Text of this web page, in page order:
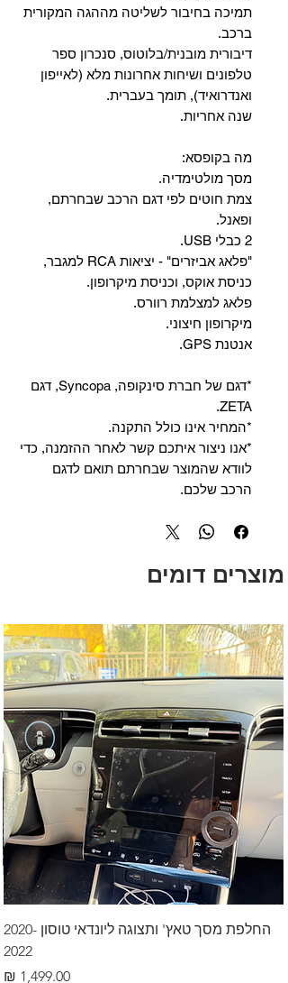
‏תמיכה בחיבור לשליטה מההגה המקורית
ברכב.
‏דיבורית מובנית/בלוטוס, ‏סנכרון ספר
טלפונים ושיחות אחרונות מלא (לאייפון
ואנדרואיד), תומך בעברית.
שנה אחריות.
מה בקופסא:
מסך מולטימדיה.
צמת חוטים לפי דגם הרכב שבחרתם,
ופאנל.
2 כבלי USB.
"פלאג אביזרים" - יציאות RCA למגבר,
כניסת אוקס, וכניסת מיקרופון.
פלאג למצלמת רוורס.
מיקרופון חיצוני.
אנטנת GPS.
*דגם של חברת סינקופה, Syncopa, דגם
ZETA.
*המחיר אינו כולל התקנה.
*אנו ניצור איתכם קשר לאחר ההזמנה, כדי
לוודא שהמוצר שבחרתם תואם לדגם
הרכב שלכם.
מוצרים דומים
החלפת מסך טאץ' ותצוגה ליונדאי טוסון 2020-
2022
מחיר